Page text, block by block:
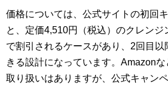
価格については、公式サイトの初回
と、定価4,510円（税込）のクレンジ
で割引されるケースがあり、2回目
きる設計になっています。Amazon
取り扱いはありますが、公式キャン